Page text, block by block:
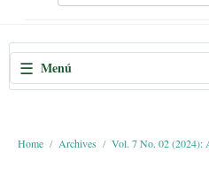
i
o
n
a
☰ Menú
Home Archives Vol. 7 No. 02 (2024):